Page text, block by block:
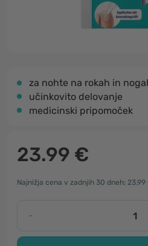
za nohte na rokah in
učinkovito delovanje
medicinski pripomoček
23.99 €
Najnižja cena v zadnjih 30 dneh: 23.99
-